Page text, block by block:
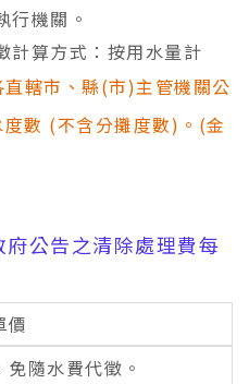
行機關。
計算方式：按用水量計
轄市、縣(市)主管機關公
數 (不含分攤度數)。(金
公告之清除處理費每
價
隨水費代徵。